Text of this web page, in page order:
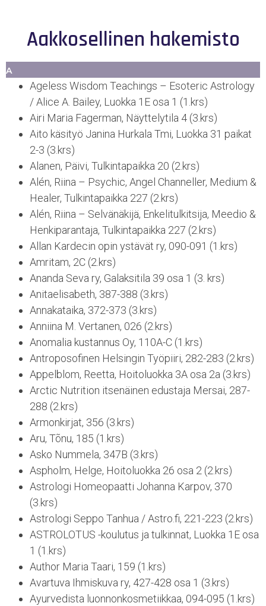
Aakkosellinen hakemisto
A
Ageless Wisdom Teachings – Esoteric Astrology
/ Alice A. Bailey, Luokka 1E osa 1 (1.krs)
Airi Maria Fagerman, Näyttelytila 4 (3.krs)
Aito käsityö Janina Hurkala Tmi, Luokka 31 paikat
2-3 (3.krs)
Alanen, Päivi, Tulkintapaikka 20 (2.krs)
Alén, Riina – Psychic, Angel Channeller, Medium &
Healer, Tulkintapaikka 227 (2.krs)
Alén, Riina – Selvänäkijä, Enkelitulkitsija, Meedio &
Henkiparantaja, Tulkintapaikka 227 (2.krs)
Allan Kardecin opin ystävät ry, 090-091 (1.krs)
Amritam, 2C (2.krs)
Ananda Seva ry, Galaksitila 39 osa 1 (3. krs)
Anitaelisabeth, 387-388 (3.krs)
Annakataika, 372-373 (3.krs)
Anniina M. Vertanen, 026 (2.krs)
Anomalia kustannus Oy, 110A-C (1.krs)
Antroposofinen Helsingin Työpiiri, 282-283 (2.krs)
Appelblom, Reetta, Hoitoluokka 3A osa 2a (3.krs)
Arctic Nutrition itsenäinen edustaja Mersai, 287-
288 (2.krs)
Armonkirjat, 356 (3.krs)
Aru, Tõnu, 185 (1.krs)
Asko Nummela, 347B (3.krs)
Aspholm, Helge, Hoitoluokka 26 osa 2 (2.krs)
Astrologi Homeopaatti Johanna Karpov, 370
(3.krs)
Astrologi Seppo Tanhua / Astro.fi, 221-223 (2.krs)
ASTROLOTUS -koulutus ja tulkinnat, Luokka 1E osa
1 (1.krs)
Author Maria Taari, 159 (1.krs)
Avartuva Ihmiskuva ry, 427-428 osa 1 (3.krs)
Ayurvedista luonnonkosmetiikkaa, 094-095 (1.krs)